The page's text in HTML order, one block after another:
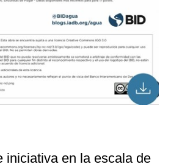
iniciativa en la escala de